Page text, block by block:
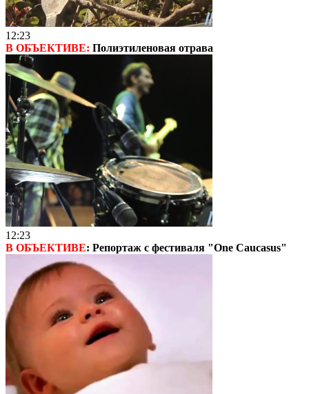
12:23
В ОБЪЕКТИВЕ: Полиэтиленовая отрава
12:23
В ОБЪЕКТИВЕ: Репортаж с фестиваля "One Caucasus"